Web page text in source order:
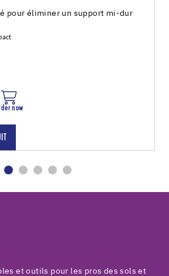
pour éliminer un support mi-dur
now
et outils pour les pros des sols et